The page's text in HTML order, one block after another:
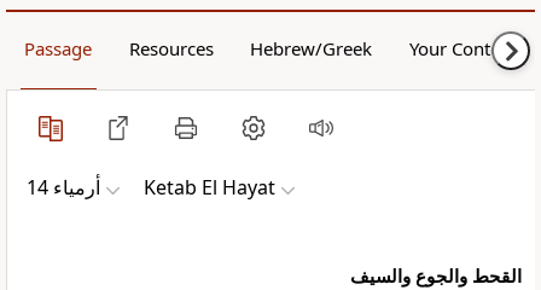
Passage Resources Hebrew/Greek Your Content
ﺃﺭﻣﻴﺎء 14 Ketab El Hayat
القحط والجوع والسيف